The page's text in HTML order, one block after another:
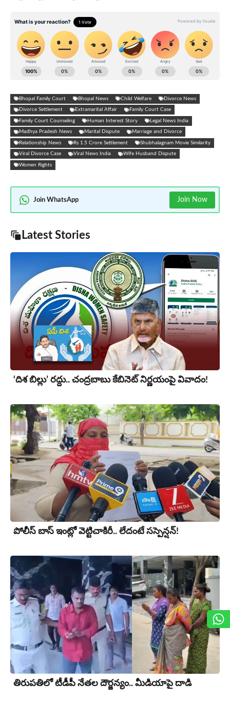
Bhopal Family Court Bhopal News Child Welfare Divorce News
Divorce Settlement Extramarital Affair Family Court Case
Family Court Counseling Human Interest Story Legal News India
Madhya Pradesh News Marital Dispute Marriage and Divorce
Relationship News Rs 1.5 Crore Settlement Shubhalagnam Movie Similarity
Viral Divorce Case Viral News India Wife Husband Dispute
Women Rights
Join WhatsApp Join Now
Latest Stories
‘దిశ బిల్లు’ రద్దు.. చంద్ర‌బాబు కేబినెట్ నిర్ణయంపై వివాదం!
పోలీస్ బాస్ ఇంట్లో వెట్టిచాకిరీ.. లేదంటే సస్పెన్షన్!
తిరుప‌తిలో టీడీపీ నేత‌ల‌ దౌర్జన్యం.. మీడియాపై దాడి